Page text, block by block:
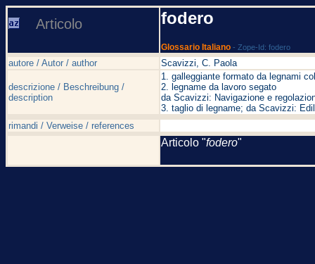
Articolo fodero
Glossario Italiano - Zope-Id: fodero
autore / Autor / author Scavizzi, C. Paola
descrizione / Beschreibung /
description
1. galleggiante formato da legnami
2. legname da lavoro segato
da Scavizzi: Navigazione e
3. taglio di legname; da Scavizzi:
rimandi / Verweise / references
Articolo "fodero"